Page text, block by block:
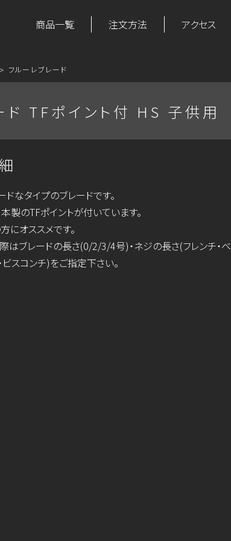
商品一覧 注文方法 アクセス
フルーレブレード
ド TFポイント付 HS 子供用
ドなタイプのブレードです。
製のTFポイントが付いています。
にオススメです。
はブレードの長さ(0/2/3/4号)・ネジの長さ(フレンチ・ベ
ビスコンチ)をご指定下さい。